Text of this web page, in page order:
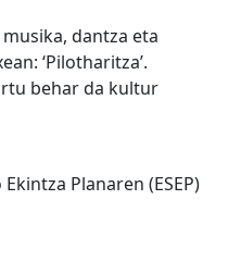
dantza eta
‘Pilotharitza’.
behar da kultur
Planaren (ESEP)